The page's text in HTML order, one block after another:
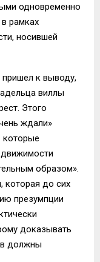
одновременно
рамках
носившей
к выводу,
виллы
Этого
ждали»
которые
образом».
которая до сих
презумпции
доказывать
должны